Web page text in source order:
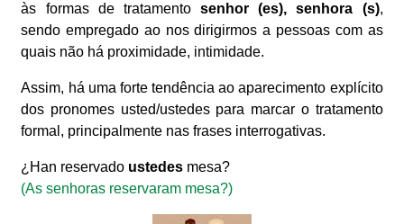
às formas de tratamentosenhor (es), senhora (s),
sendo empregado ao nos dirigirmos a pessoas com as
quais não há proximidade, intimidade.
Assim, há uma forte tendência ao aparecimento explícito
dos pronomes usted/ustedes para marcar o tratamento
formal, principalmente nas frases interrogativas.
¿Han reservado ustedes mesa?
(As senhoras reservaram mesa?)